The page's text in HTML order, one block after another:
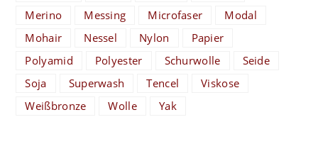
Merino
Messing Microfaser
Modal
Mohair
Nessel Nylon
Papier
Polyamid
Polyester Schurwolle
Seide
Soja
Superwash Tencel
Viskose
Weißbronze
Wolle Yak